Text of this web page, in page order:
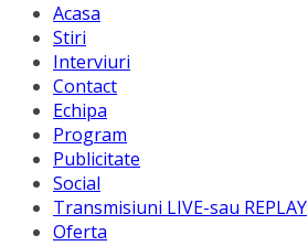
Acasa
Stiri
Interviuri
Contact
Echipa
Program
Publicitate
Social
Transmisiuni LIVE-sau REPLAY
Oferta